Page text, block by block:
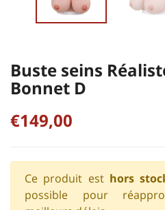
Buste seins
Bonnet D
€149,00
Ce produit est hors
possible pour